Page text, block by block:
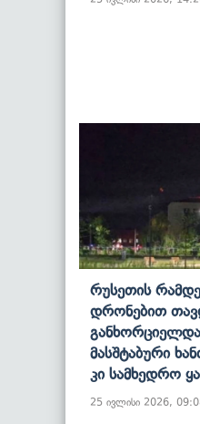
Რუსეთის
Დრონებით
Მასშტაბური
Კი Სამხედრო
25 ივლისი 2026,